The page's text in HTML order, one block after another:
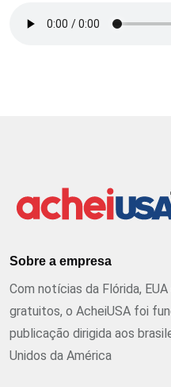
Sobre a empresa
Com notícias da Flórida,
gratuitos, o AcheiUSA foi
publicação dirigida aos
Unidos da América